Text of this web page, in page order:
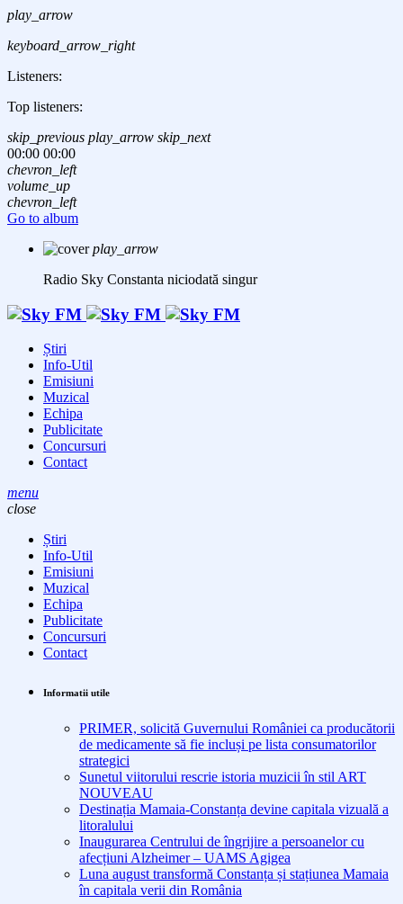
play_arrow
keyboard_arrow_right
Listeners:
Top listeners:
skip_previous play_arrow skip_next
00:00 00:00
chevron_left
volume_up
chevron_left
Go to album
play_arrow
Radio Sky Constanta niciodată singur
Știri
Info-Util
Emisiuni
Muzical
Echipa
Publicitate
Concursuri
Contact
menu
close
Știri
Info-Util
Emisiuni
Muzical
Echipa
Publicitate
Concursuri
Contact
Informatii utile
PRIMER, solicită Guvernului României ca producătorii
de medicamente să fie incluși pe lista consumatorilor
strategici
Sunetul viitorului rescrie istoria muzicii în stil ART
NOUVEAU
Destinația Mamaia-Constanța devine capitala vizuală a
litoralului
Inaugurarea Centrului de îngrijire a persoanelor cu
afecțiuni Alzheimer – UAMS Agigea
Luna august transformă Constanța și stațiunea Mamaia
în capitala verii din România